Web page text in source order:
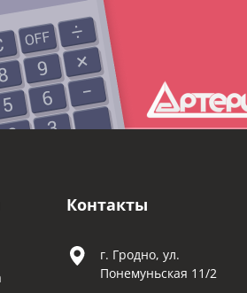
Контакты
г. Гродно, ул.
Понемуньская 11/2